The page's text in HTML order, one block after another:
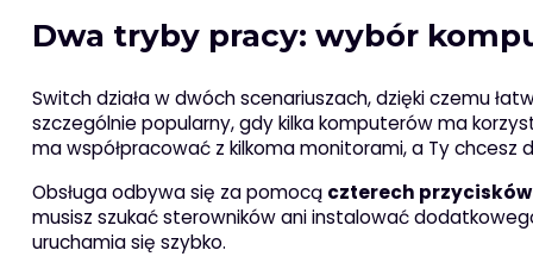
Dwa tryby pracy: wybór
Switch działa w dwóch scenariuszach, dzięki czemu
szczególnie popularny, gdy kilka komputerów ma
ma współpracować z kilkoma monitorami, a Ty
Obsługa odbywa się za pomocą czterech
musisz szukać sterowników ani instalować
uruchamia się szybko.